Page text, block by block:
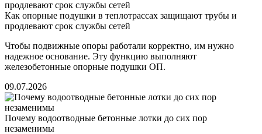
Как опорные подушки в теплотрассах защищают трубы и
продлевают срок службы сетей
Чтобы подвижные опоры работали корректно, им нужно
надежное основание. Эту функцию выполняют
железобетонные опорные подушки ОП.
09.07.2026
Почему водоотводные бетонные лотки до сих пор
незаменимы